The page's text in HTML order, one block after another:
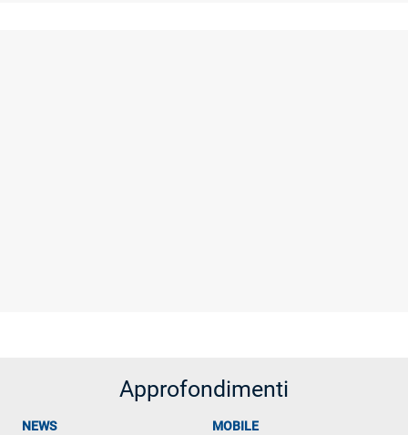
Approfondimenti
NEWS
MOBILE